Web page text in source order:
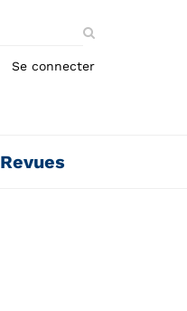
le
Se connecter
Revues